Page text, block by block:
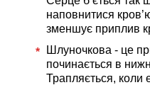
наповнитися
зменшує приплив
Шлуночкова - це
починається в
Трапляється, коли